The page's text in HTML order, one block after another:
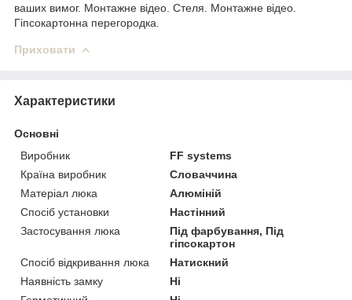
ваших вимог. Монтажне відео. Стеля. Монтажне відео.
Гіпсокартонна перегородка.
Приховати
Характеристики
Основні
Виробник
FF systems
Країна виробник
Словаччина
Матеріал люка
Алюміній
Спосіб установки
Настінний
Застосування люка
Під фарбування, Під
гіпсокартон
Спосіб відкривання люка
Натискний
Наявність замку
Ні